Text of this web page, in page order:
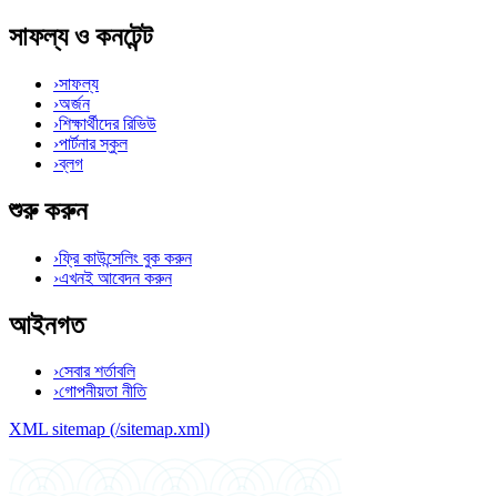
সাফল্য ও কনটেন্ট
›সাফল্য
›অর্জন
›শিক্ষার্থীদের রিভিউ
›পার্টনার স্কুল
›ব্লগ
শুরু করুন
›ফ্রি কাউন্সেলিং বুক করুন
›এখনই আবেদন করুন
আইনগত
›সেবার শর্তাবলি
›গোপনীয়তা নীতি
XML sitemap (/sitemap.xml)